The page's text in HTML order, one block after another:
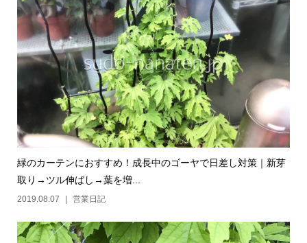
緑のカーテンにおすすめ！成長中のゴーヤで日差し対策｜新芽
取り→ツル伸ばし→葉を増...
2019.08.07 営業日記